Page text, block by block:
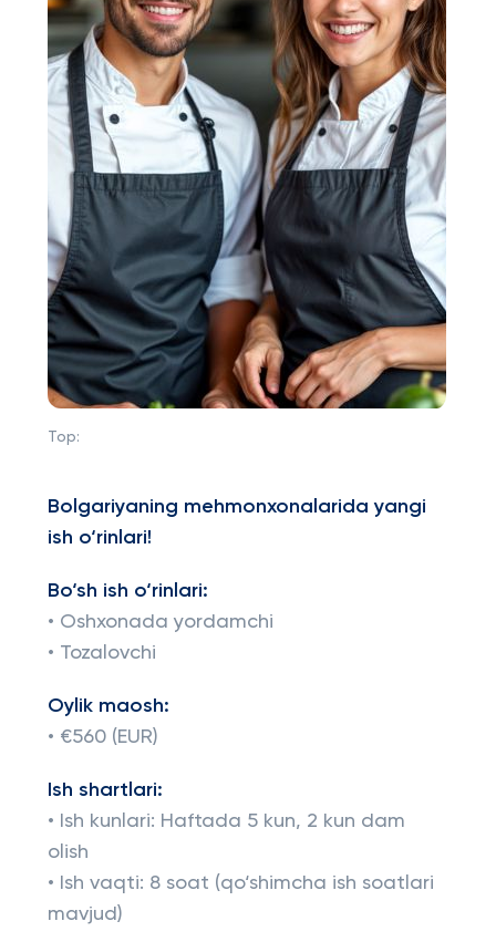
Top:
Bolgariyaning mehmonxonalarida yangi
ish o‘rinlari!
Bo‘sh ish o‘rinlari:
• Oshxonada yordamchi
• Tozalovchi
Oylik maosh:
• €560 (EUR)
Ish shartlari:
• Ish kunlari: Haftada 5 kun, 2 kun dam
olish
• Ish vaqti: 8 soat (qo‘shimcha ish soatlari
mavjud)